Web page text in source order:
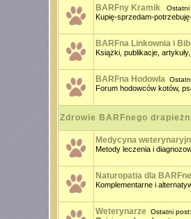
BARFny Kramik Ostatni
Kupię-sprzedam-
BARFna Linkownia i
Książki, publikacje,
BARFna Hodowla
Forum hodowców kotów,
Zdrowie BARFnego
Medycyna
Metody leczenia i
Naturopatia dla
Komplementarne i
WeterynarzeOstatni post: